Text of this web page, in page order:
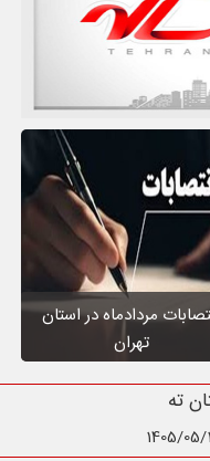
مردادماه در استان
تهران
تهران